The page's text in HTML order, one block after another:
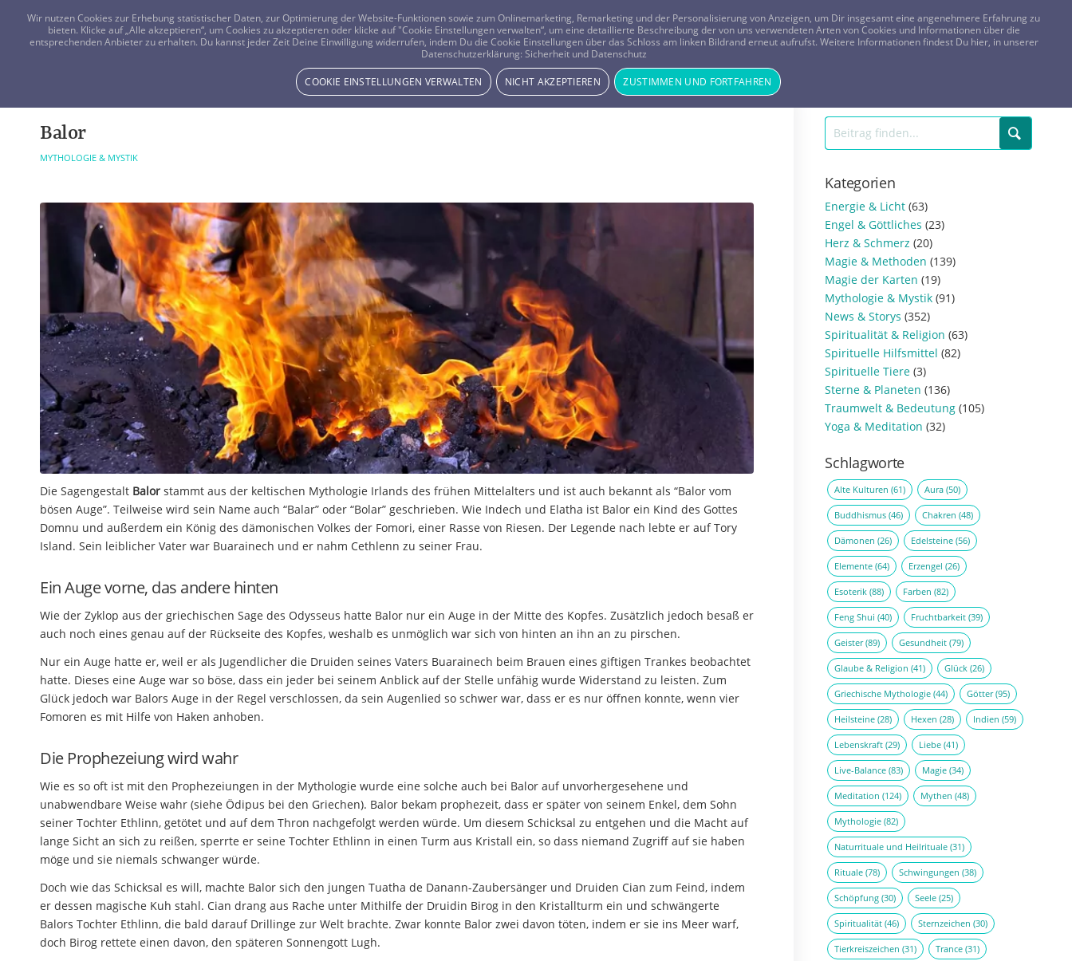
FRAGEN? KOSTENLOS ANRUFEN: 0800-8478266
Beratung Horoskope Tageskarte Magazin ANMELDEN REGISTRIEREN
Balor
MYTHOLOGIE & MYSTIK
Die Sagengestalt Balor stammt aus der keltischen Mythologie Irlands des frühen Mittelalters und ist auch bekannt als “Balor vom
bösen Auge”. Teilweise wird sein Name auch “Balar” oder “Bolar” geschrieben. Wie Indech und Elatha ist Balor ein Kind des Gottes
Domnu und außerdem ein König des dämonischen Volkes der Fomori, einer Rasse von Riesen. Der Legende nach lebte er auf Tory
Island. Sein leiblicher Vater war Buarainech und er nahm Cethlenn zu seiner Frau.
Ein Auge vorne, das andere hinten
Wie der Zyklop aus der griechischen Sage des Odysseus hatte Balor nur ein Auge in der Mitte des Kopfes. Zusätzlich jedoch besaß er
auch noch eines genau auf der Rückseite des Kopfes, weshalb es unmöglich war sich von hinten an ihn an zu pirschen.
Nur ein Auge hatte er, weil er als Jugendlicher die Druiden seines Vaters Buarainech beim Brauen eines giftigen Trankes beobachtet
hatte. Dieses eine Auge war so böse, dass ein jeder bei seinem Anblick auf der Stelle unfähig wurde Widerstand zu leisten. Zum
Glück jedoch war Balors Auge in der Regel verschlossen, da sein Augenlied so schwer war, dass er es nur öffnen konnte, wenn vier
Fomoren es mit Hilfe von Haken anhoben.
Die Prophezeiung wird wahr
Wie es so oft ist mit den Prophezeiungen in der Mythologie wurde eine solche auch bei Balor auf unvorhergesehene und
unabwendbare Weise wahr (siehe Ödipus bei den Griechen). Balor bekam prophezeit, dass er später von seinem Enkel, dem Sohn
seiner Tochter Ethlinn, getötet und auf dem Thron nachgefolgt werden würde. Um diesem Schicksal zu entgehen und die Macht auf
lange Sicht an sich zu reißen, sperrte er seine Tochter Ethlinn in einen Turm aus Kristall ein, so dass niemand Zugriff auf sie haben
möge und sie niemals schwanger würde.
Doch wie das Schicksal es will, machte Balor sich den jungen Tuatha de Danann-Zaubersänger und Druiden Cian zum Feind, indem
er dessen magische Kuh stahl. Cian drang aus Rache unter Mithilfe der Druidin Birog in den Kristallturm ein und schwängerte
Balors Tochter Ethlinn, die bald darauf Drillinge zur Welt brachte. Zwar konnte Balor zwei davon töten, indem er sie ins Meer warf,
doch Birog rettete einen davon, den späteren Sonnengott Lugh.
Kategorien
Energie & Licht (63)
Engel & Göttliches (23)
Herz & Schmerz (20)
Magie & Methoden (139)
Magie der Karten (19)
Mythologie & Mystik (91)
News & Storys (352)
Spiritualität & Religion (63)
Spirituelle Hilfsmittel (82)
Spirituelle Tiere (3)
Sterne & Planeten (136)
Traumwelt & Bedeutung (105)
Yoga & Meditation (32)
Schlagworte
Alte Kulturen (61) Aura (50)
Buddhismus (46) Chakren (48)
Dämonen (26) Edelsteine (56)
Elemente (64) Erzengel (26)
Esoterik (88) Farben (82)
Feng Shui (40) Fruchtbarkeit (39)
Geister(89) Gesundheit (79)
Glaube & Religion (41) Glück (26)
Griechische Mythologie (44) Götter(95)
Heilsteine (28) Hexen (28) Indien (59)
Lebenskraft (29) Liebe (41)
Live-Balance (83) Magie (34)
Meditation (124) Mythen (48)
Mythologie (82)
Naturrituale und Heilrituale (31)
Rituale (78) Schwingungen (38)
Schöpfung (30) Seele (25)
Spiritualität (46) Sternzeichen (30)
Tierkreiszeichen (31) Trance (31)
Wir nutzen Cookies zur Erhebung statistischer Daten, zur Optimierung der Website-Funktionen sowie zum Onlinemarketing, Remarketing und der Personalisierung von Anzeigen, um Dir insgesamt eine angenehmere Erfahrung zu
bieten. Klicke auf „Alle akzeptieren“, um Cookies zu akzeptieren oder klicke auf "Cookie Einstellungen verwalten“, um eine detaillierte Beschreibung der von uns verwendeten Arten von Cookies und Informationen über die
entsprechenden Anbieter zu erhalten. Du kannst jeder Zeit Deine Einwilligung widerrufen, indem Du die Cookie Einstellungen über das Schloss am linken Bildrand erneut aufrufst. Weitere Informationen findest Du hier, in unserer
Datenschutzerklärung: Sicherheit und Datenschutz
COOKIE EINSTELLUNGEN VERWALTEN NICHT AKZEPTIEREN ZUSTIMMEN UND FORTFAHREN